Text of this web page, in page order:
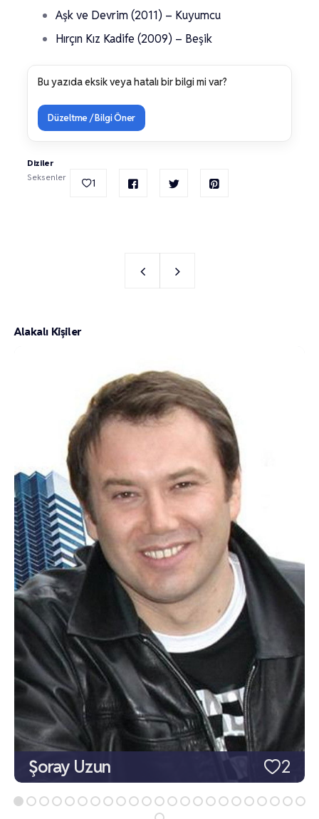
Aşk ve Devrim (2011) – Kuyumcu
Hırçın Kız Kadife (2009) – Beşik
Bu yazıda eksik veya hatalı bir bilgi mi var?
Düzeltme / Bilgi Öner
Diziler
Seksenler
1
Alakalı Kişiler
2
Şoray Uzun